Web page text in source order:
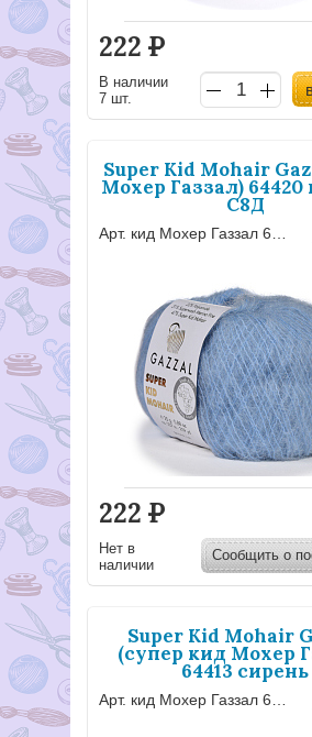
222 Р
В наличии
7 шт.
Super Kid Mohair
Мохер Газзал) 64420
С8Д
222 Р
Нет в
наличии
Сообщить о
Super Kid Mohair
(супер кид Мохер
64413 сирень